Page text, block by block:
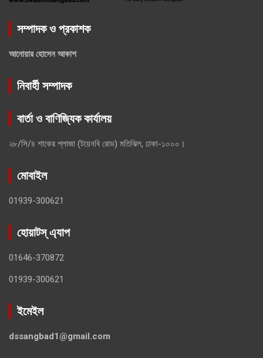
সম্পাদক ও প্রকাশক
আনোয়ার হোসেন আকাশ
নিবার্হী সম্পাদক
বার্তা ও বাণিজ্যিক কার্যালয়
২৮/সি/৪ শাকের প্লাজা (টয়েনবি রোড) মতিঝিল, ঢাকা-১০০০।
মোবাইল
01939-300621
হোয়াটস্ এ্যাপ
01646-370872
01939-300621
ইমেইল
dssangbad1@gmail.com